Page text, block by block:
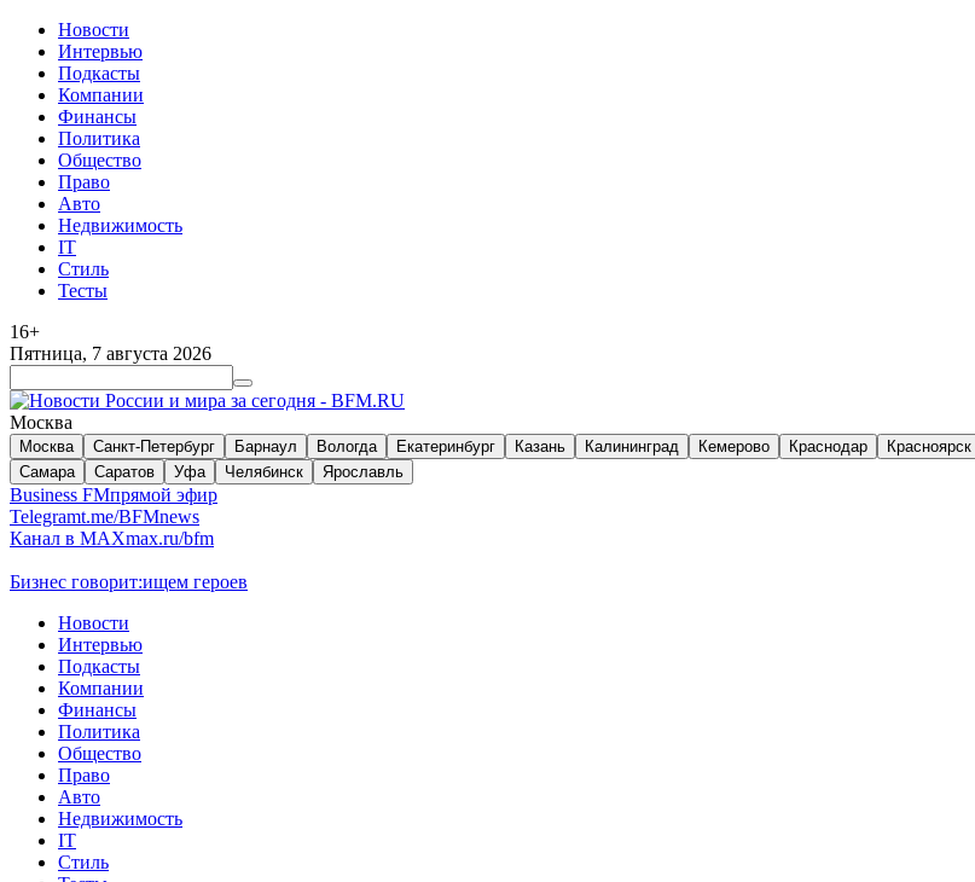
Новости
Интервью
Подкасты
Компании
Финансы
Политика
Общество
Право
Авто
Недвижимость
IT
Стиль
Тесты
16+
Пятница, 7 августа 2026
Москва
Москва Санкт-Петербург Барнаул Вологда Екатеринбург Казань Калининград Кемерово Краснодар Красноярск
Самара
Саратов Уфа Челябинск Ярославль
Business FMпрямой эфир
Telegramt.me/BFMnews
Канал в MAXmax.ru/bfm
Бизнес говорит:ищем героев
Новости
Интервью
Подкасты
Компании
Финансы
Политика
Общество
Право
Авто
Недвижимость
IT
Стиль